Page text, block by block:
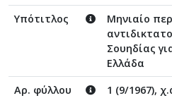
Υπότιτλος
Μηνιαίο
Σουηδίας
Ελλάδα
Αρ. φύλλου
1 (9/1967),